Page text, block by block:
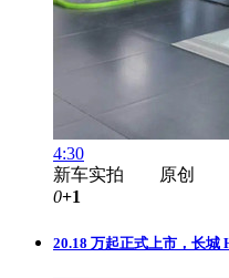
4:30
新车实拍 原创
0+1
20.18 万起正式上市，长城